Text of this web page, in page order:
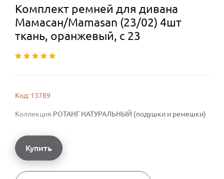
Комплект ремней для дивана
Мамасан/Mamasan (23/02) 4шт
ткань, оранжевый, с 23
Код: 13789
Коллекция РОТАНГ НАТУРАЛЬНЫЙ (подушки и ремешки)
Купить